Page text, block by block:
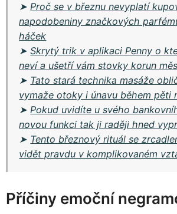
➤Proč se v březnu nevyplatí
napodobeniny značkových
háček
➤Skrytý trik v aplikaci Penny o
neví a ušetří vám stovky korun
➤ Tato stará technika masáže
vymaže otoky i únavu během pěti
➤Pokud uvidíte u svého
novou funkci tak ji raději hned
➤ Tento březnový rituál se
vidět pravdu v komplikovaném
Příčiny emoční